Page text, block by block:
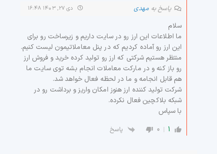
پاسخ بهمهدی دی ۲۷, ۱۴۰۳ ۱۶:۴۸
سلام
ما اطلاعات این ارز رو در سایت داریم و زیرساخت رو برای
این ارز رو آماده کردیم که در پنل معاملاتیمون لیست کنیم.
منتظر هستیم شرکتی که ارز رو تولید کرده خرید و فروش ارز
رو باز کنه و در مارکت معاملات انجام بشه توی سایت ما
هم قابل انجامه و ما در لحظه فعال خواهد شد.
شرکت تولید کننده ارز هنوز امکان واریز و برداشت رو در
شبکه بلاکچین فعال نکرده.
با سپاس
1
0 پاسخ